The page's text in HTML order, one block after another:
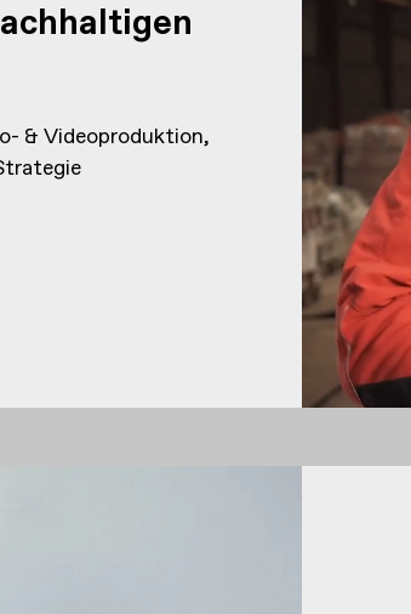
& Videoproduktion